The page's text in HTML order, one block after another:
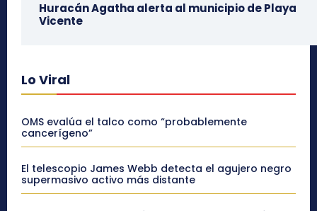
Huracán Agatha alerta al municipio de Playa
Vicente
Lo Viral
OMS evalúa el talco como “probablemente
cancerígeno”
El telescopio James Webb detecta el agujero negro
supermasivo activo más distante